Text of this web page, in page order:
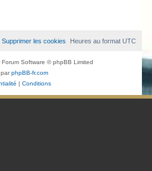
Heures au formatUTC
Supprimer les cookies
Forum Software © phpBB Limited
parphpBB-fr.com
Conditions